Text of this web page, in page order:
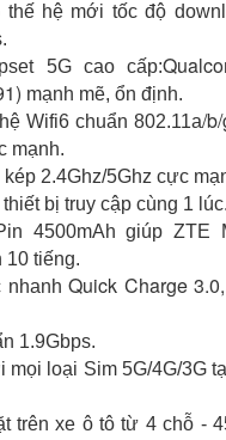
hệ mới tốc độ
5G cao cấp:
mạnh mẽ, ổn định.
Wifi6 chuẩn 802.11a/
mạnh.
2.4Ghz/5Ghz cực
bị truy cập cùng 1 lúc.
4500mAh giúp ZTE
10 tiếng.
nhanhQuick Charge
1.9Gbps.
loại Sim 5G/4G/3G
trên xe ô tô từ 4 chỗ -